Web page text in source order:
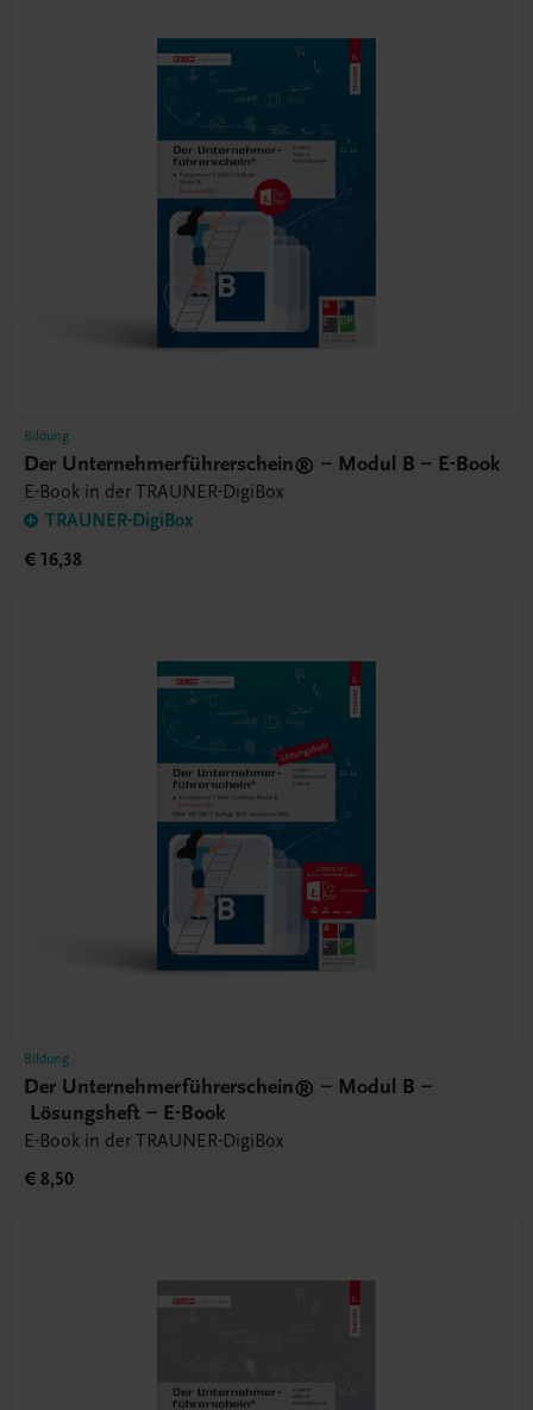
Bildung
Der Unternehmerführerschein® – Modul B – E-Book
E-Book in der TRAUNER-DigiBox
TRAUNER-DigiBox
€ 16,38
Bildung
Der Unternehmerführerschein® – Modul B –
Lösungsheft – E-Book
E-Book in der TRAUNER-DigiBox
€ 8,50